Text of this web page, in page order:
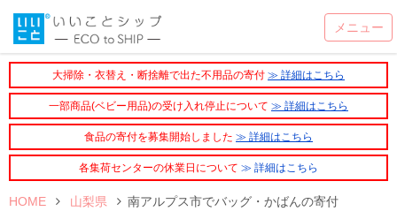
大掃除・衣替え・断捨離で出た不用品の寄付 ≫ 詳細はこちら
一部商品(ベビー用品)の受け入れ停止について ≫ 詳細はこちら
食品の寄付を募集開始しました ≫ 詳細はこちら
各集荷センターの休業日について ≫ 詳細はこちら
HOME 山梨県 南アルプス市でバッグ・かばんの寄付